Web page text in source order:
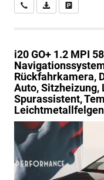
Wir rufen Sie an
PDF-Datei,
i20GO+ 1.2 MPI
Rückfahrkamera,
Auto, Sitzheizung,
Spurassistent,